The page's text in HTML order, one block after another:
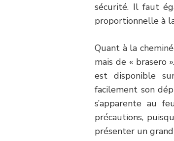
sécurité. Il faut
proportionnelle à
Quant à la
mais de « brasero
est disponible
facilement son
s’apparente au
précautions,
présenter un